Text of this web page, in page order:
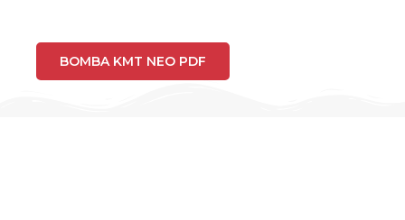
BOMBA KMT NEO PDF